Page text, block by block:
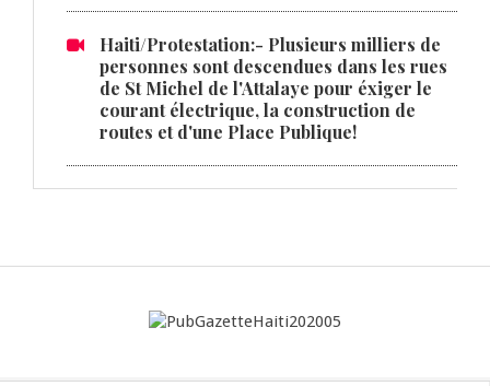
Haiti/Protestation:- Plusieurs milliers de
personnes sont descendues dans les rues
de St Michel de l'Attalaye pour éxiger le
courant électrique, la construction de
routes et d'une Place Publique!